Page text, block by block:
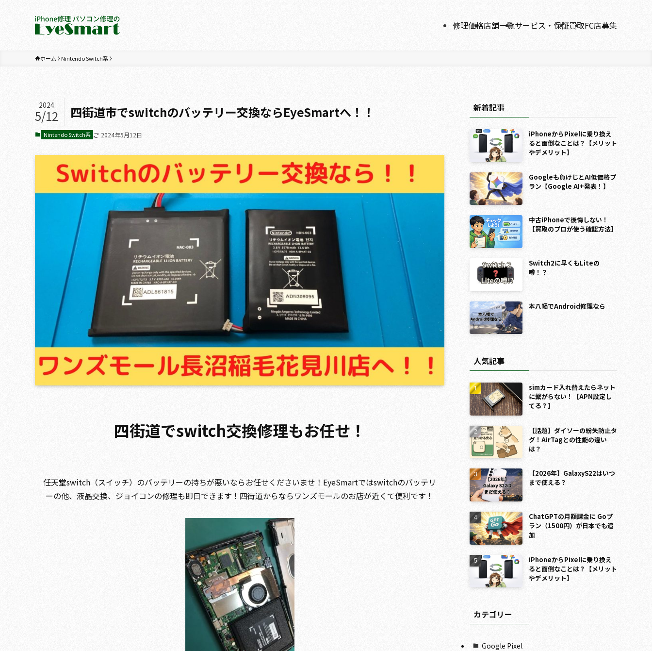
修理価格店舗一覧サービス・保証買取FC店募集
ホーム Nintendo Switch系
四街道市でswitchのバッテリー交換ならEyeSmartへ！！
2024
5/12
Nintendo Switch系 2024年5月12日
四街道でswitch交換修理もお任せ！
任天堂switch（スイッチ）のバッテリーの持ちが悪いならお任せくださいませ！EyeSmartではswitchのバッテリ
ーの他、液晶交換、ジョイコンの修理も即日できます！四街道からならワンズモールのお店が近くて便利です！
新着記事
iPhoneからPixelに乗り換え
ると面倒なことは？【メリット
やデメリット】
Googleも負けじとAI低価格プ
ラン【Google AI+発表！】
中古iPhoneで後悔しない！
【買取のプロが使う確認方法】
Switch2に早くもLiteの
噂！？
本八幡でAndroid修理なら
人気記事
simカード入れ替えたらネット
に繋がらない！【APN設定し
てる？】
【話題】ダイソーの紛失防止タ
グ！AirTagとの性能の違い
は？
【2026年】GalaxyS22はいつ
まで使える？
ChatGPTの月額課金に Goプ
ラン（1500円）が日本でも追
加
iPhoneからPixelに乗り換え
ると面倒なことは？【メリット
やデメリット】
カテゴリー
Google Pixel